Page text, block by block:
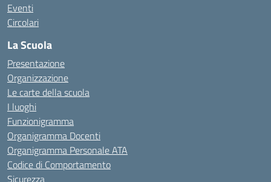
Eventi
Circolari
La Scuola
Presentazione
Organizzazione
Le carte della scuola
I luoghi
Funzionigramma
Organigramma Docenti
Organigramma Personale ATA
Codice di Comportamento
Sicurezza